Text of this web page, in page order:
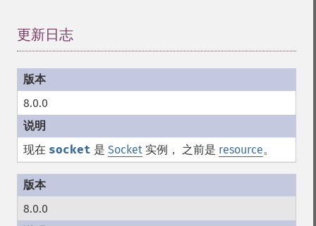
更新日志
8.0.0
现在 socket 是 Socket 实例， 之前是 resource。
8.0.0